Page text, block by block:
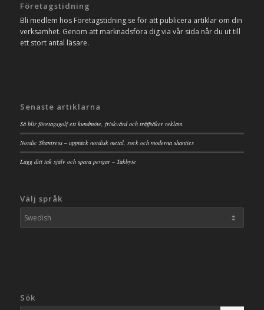
Företagstidning
Bli medlem hos Företagstidning.se för att publicera artiklar om din
verksamhet. Genom att marknadsföra dig via vår sida når du ut till
ett stort antal läsare.
Senaste artiklarna
Så blir företagsgolf ett kundmöte, friskvård och träffsäker reklam
Nordic Shantress – upptäck nordisk metal, rock och moderna shanties
Lägg ditt tak själv och spara pengar – Takbyte
Välj språk
Sök